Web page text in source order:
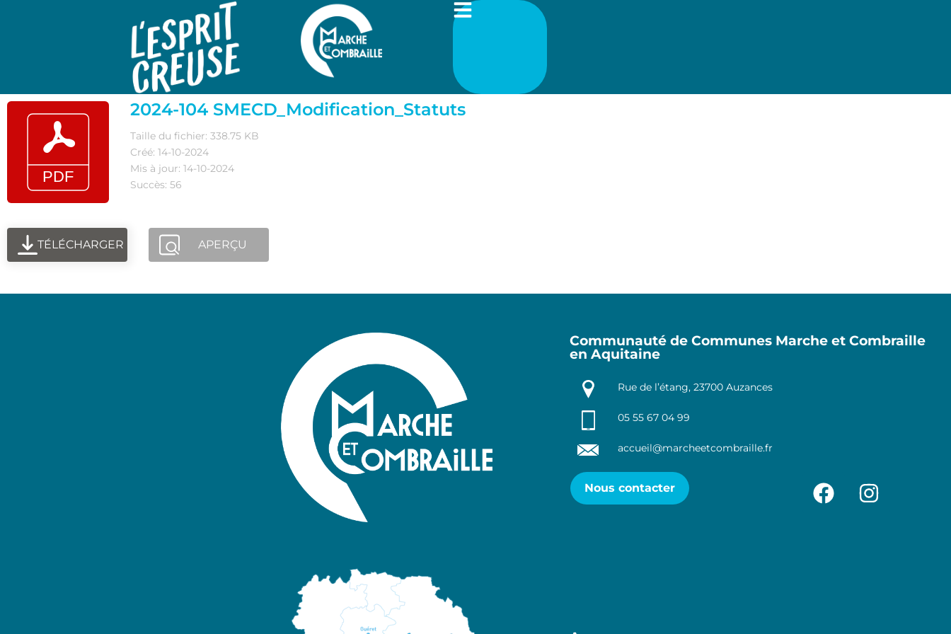
2024-104 SMECD_Modification_Statuts
Taille du fichier: 338.75 KB
Créé: 14-10-2024
Mis à jour: 14-10-2024
Succès: 56
TÉLÉCHARGER APERÇU
Communauté de Communes Marche et Combraille
en Aquitaine
Rue de l’étang, 23700 Auzances
05 55 67 04 99
accueil@marcheetcombraille.fr
Nous contacter